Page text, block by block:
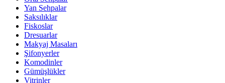
Yan Sehpalar
Saksılıklar
Fiskoslar
Dresuarlar
Makyaj Masaları
Şifonyerler
Komodinler
Gümüşlükler
Vitrinler